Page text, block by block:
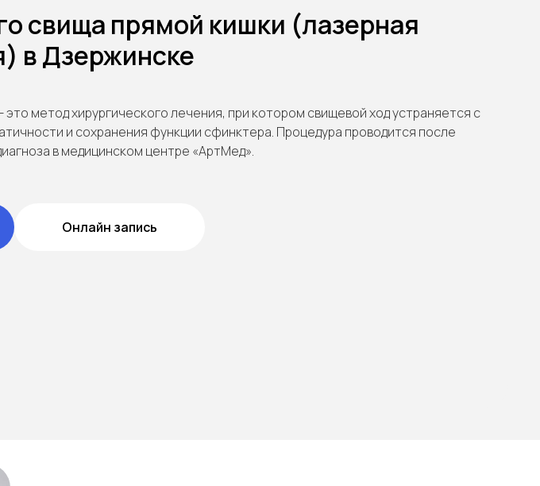
свища прямой кишки (лазерная
в Дзержинске
это метод хирургического лечения, при котором свищевой ход устраняется с
и сохранения функции сфинктера. Процедура проводится после
в медицинском центре «АртМед».
Онлайн запись